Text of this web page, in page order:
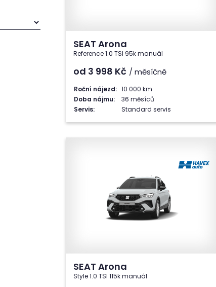
SEAT Arona
Reference 1.0 TSI 95k manuál
od 3 998 Kč / měsíčně
Roční nájezd: 10 000 km
Doba nájmu:
36 měsíců
Servis:
Standard servis
SEAT Arona
Style 1.0 TSI 115k manuál